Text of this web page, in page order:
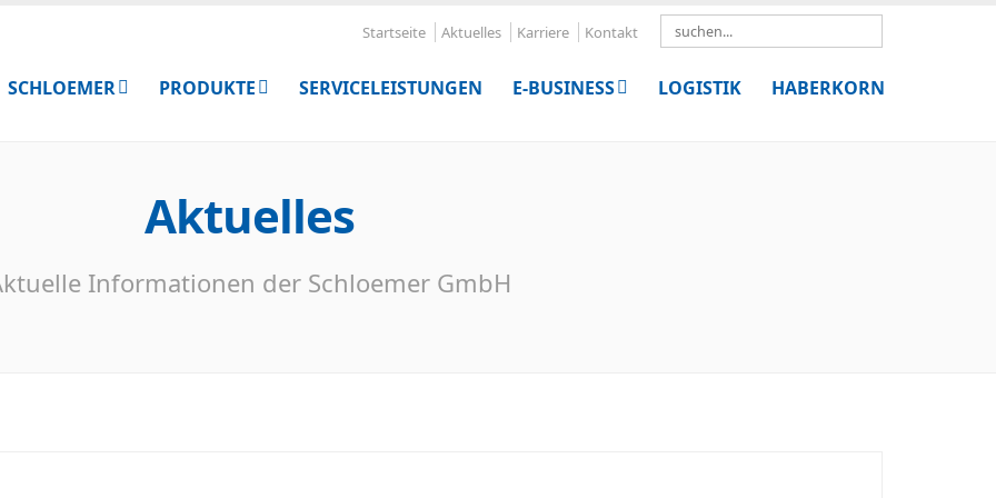
Startseite Aktuelles Karriere Kontakt
SCHLOEMER PRODUKTE SERVICELEISTUNGEN E-BUSINESS LOGISTIK HABERKORN
Aktuelles
Informationen der Schloemer GmbH